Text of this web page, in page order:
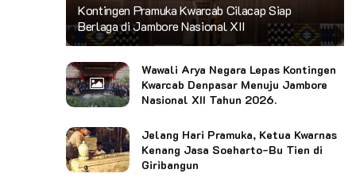
Kontingen Pramuka Kwarcab Cilacap Siap
Berlaga di Jambore Nasional XII
Wawali Arya Negara Lepas Kontingen
Kwarcab Denpasar Menuju Jambore
Nasional XII Tahun 2026.
Jelang Hari Pramuka, Ketua Kwarnas
Kenang Jasa Soeharto-Bu Tien di
Giribangun